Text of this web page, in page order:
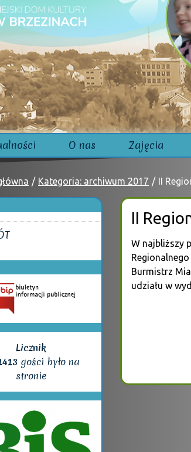
O nas Zajęcia
Kategoria: archiwum 2017 II
II
W najbliższy
Burmistrz
udziału w
Licznik
gości było na
stronie